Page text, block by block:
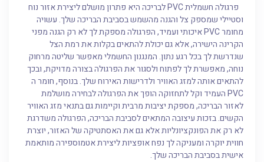
פרגולה חשמלית PVC לבריכה היא פתרון מושלם ליצירת אזור נוח
וסטיילי שמספק צל והגנה מהשמש בסביבת הבריכה שלך. עשויה
מחומר PVC איכותי ועמיד, הפרגולה מספקת לך לא רק הגנה מפני
הקרינה הישירה, אלא גם יכולת להתאים בקלות את רמת הצל
שנדרשת לך בכל רגע נתון. המנגנון החשמלי מאפשר שליטה מרחוק
נוחה, מאפשרת לך לפתוח ולסגור את הפרגולה בצורה מדויקת, ובכך
להתאים אותה למזג האוויר ולדרישות האירוח שלך. בנוסף, חומר ה
PVC העמיד וקל לתחזוקה הופך את הפרגולה לבחירה מושלמת
לאזור הבריכה, מספקת יציבות מרבית וקיימות גם בתנאי מזג האוויר
הקשים. בזכות עיצובה המתאים לסביבת הבריכה, הפרגולה משדרגת
לא רק את הפונקציונליות אלא גם את האסתטיקה של האזור, יוצרת
חווית יוקרה ומעניקה לך נפח אופציות ליצירת אטמוספירה מותאמת
אישית בסביבת הבריכה שלך.